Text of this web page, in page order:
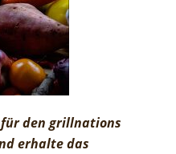
den grillnations
erhalte das